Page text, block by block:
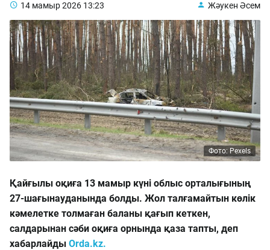
14 мамыр 2026 13:23 Жәукен Әсем
Фото: Pexels
Қайғылы оқиға 13 мамыр күні облыс орталығының
27-шағынауданында болды. Жол талғамайтын көлік
кәмелетке толмаған баланы қағып кеткен,
салдарынан сәби оқиға орнында қаза тапты, деп
хабарлайды Orda.kz.